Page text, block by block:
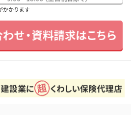
かかります